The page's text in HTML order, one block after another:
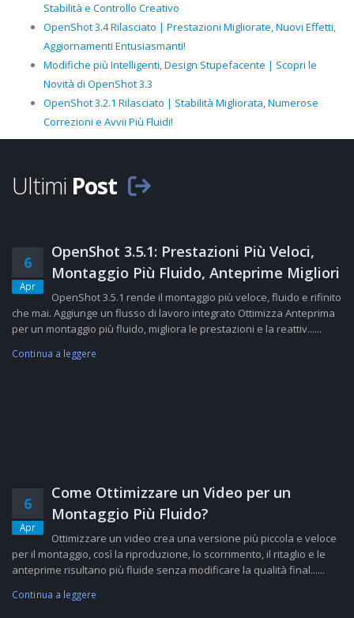
Stabilità e Controllo Creativo
OpenShot 3.4 Rilasciato | Prestazioni Migliorate, Nuovi Effetti,
Aggiornamenti Entusiasmanti!
Modifiche più Intelligenti, Design Stupefacente | Scopri le
Novità di OpenShot 3.3
OpenShot 3.2.1 Rilasciato | Stabilità Migliorata, Numerose
Correzioni e Avvii Più Fluidi!
Ultimi Post
6
Apr
OpenShot 3.5.1: Prestazioni Più Veloci,
Montaggio Più Fluido, Anteprime Migliori
OpenShot 3.5.1 rende il montaggio più veloce, fluido e rifinito
che mai. Aggiunge un flusso di lavoro integrato Ottimizza Anteprima
per un montaggio più fluido, migliora le prestazioni e la reattiv......
Continua a leggere
6
Apr
Come Ottimizzare un Video per un
Montaggio Più Fluido?
Ottimizzare un video crea una versione più piccola e veloce
per il montaggio, così la riproduzione, lo scorrimento, il ritaglio e le
anteprime risultano più fluide senza modificare la qualità final......
Continua a leggere